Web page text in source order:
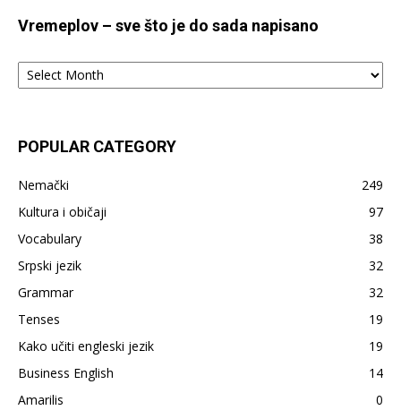
Vremeplov – sve što je do sada napisano
Vremeplov
do
napisano
POPULAR CATEGORY
Nemački
249
Kultura i običaji
97
Vocabulary
38
Srpski jezik
32
Grammar
32
Tenses
19
Kako učiti engleski jezik
19
Business English
14
Amarilis
0